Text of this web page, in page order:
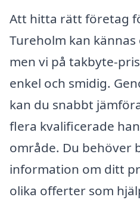
Att hitta rätt företag
Tureholm kan
men vi på takbyte-
enkel och smidig.
kan du snabbt
flera kvalificerade
område. Du behöver
information om ditt
olika offerter som